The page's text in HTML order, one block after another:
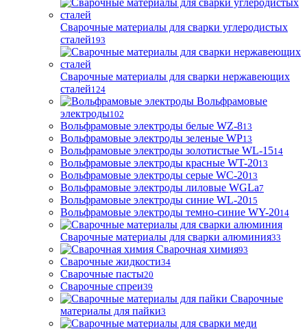
Сварочные материалы для сварки углеродистых
сталей193
Сварочные материалы для сварки нержавеющих
сталей124
Вольфрамовые
электроды102
Вольфрамовые электроды белые WZ-813
Вольфрамовые электроды зеленые WP13
Вольфрамовые электроды золотистые WL-1514
Вольфрамовые электроды красные WT-2013
Вольфрамовые электроды серые WC-2013
Вольфрамовые электроды лиловые WGLa7
Вольфрамовые электроды синие WL-2015
Вольфрамовые электроды темно-синие WY-2014
Сварочные материалы для сварки алюминия33
Сварочная химия93
Сварочные жидкости34
Сварочные пасты20
Сварочные спреи39
Сварочные
материалы для пайки3